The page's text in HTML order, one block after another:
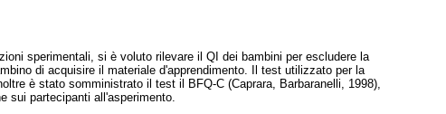
sperimentali, si è voluto rilevare il QI dei bambini per escludere la
di acquisire il materiale d'apprendimento. Il test utilizzato per la
è stato somministrato il test il BFQ-C (Caprara, Barbaranelli, 1998),
sui partecipanti all'asperimento.